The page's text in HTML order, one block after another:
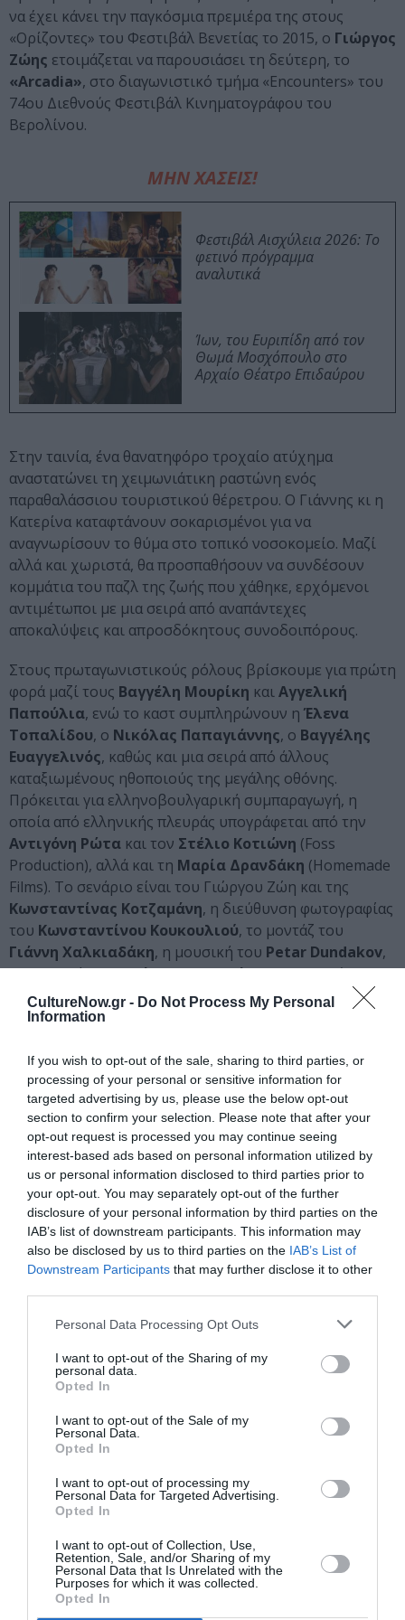
CultureNow.gr - Do Not Process My Personal
Information
If you wish to opt-out of the sale, sharing to third parties, or
processing of your personal or sensitive information for
targeted advertising by us, please use the below opt-out
section to confirm your selection. Please note that after your
opt-out request is processed you may continue seeing
interest-based ads based on personal information utilized by
us or personal information disclosed to third parties prior to
your opt-out. You may separately opt-out of the further
disclosure of your personal information by third parties on the
IAB’s list of downstream participants. This information may
also be disclosed by us to third parties on the IAB’s List of
Downstream Participants that may further disclose it to other
Personal Data Processing Opt Outs
I want to opt-out of the Sharing of my
personal data.
Opted In
I want to opt-out of the Sale of my
Personal Data.
Opted In
I want to opt-out of processing my
Personal Data for Targeted Advertising.
Opted In
I want to opt-out of Collection, Use,
Retention, Sale, and/or Sharing of my
Personal Data that Is Unrelated with the
Purposes for which it was collected.
Opted In
να έχει κάνει την παγκόσμια πρεμιέρα της στους
«Ορίζοντες» του Φεστιβάλ Βενετίας το 2015, ο Γιώργος
Ζώης ετοιμάζεται να παρουσιάσει τη δεύτερη, το
«Arcadia», στο διαγωνιστικό τμήμα «Encounters» του
74ου Διεθνούς Φεστιβάλ Κινηματογράφου του
Βερολίνου.
ΜΗΝ ΧΑΣΕΙΣ!
Φεστιβάλ Αισχύλεια 2026: Το
φετινό πρόγραμμα
αναλυτικά
Ίων, του Ευριπίδη από τον
Θωμά Μοσχόπουλο στο
Αρχαίο Θέατρο Επιδαύρου
Στην ταινία, ένα θανατηφόρο τροχαίο ατύχημα
αναστατώνει τη χειμωνιάτικη ραστώνη ενός
παραθαλάσσιου τουριστικού θέρετρου. Ο Γιάννης κι η
Κατερίνα καταφτάνουν σοκαρισμένοι για να
αναγνωρίσουν το θύμα στο τοπικό νοσοκομείο. Μαζί
αλλά και χωριστά, θα προσπαθήσουν να συνδέσουν
κομμάτια του παζλ της ζωής που χάθηκε, ερχόμενοι
αντιμέτωποι με μια σειρά από αναπάντεχες
αποκαλύψεις και απροσδόκητους συνοδοιπόρους.
Στους πρωταγωνιστικούς ρόλους βρίσκουμε για πρώτη
φορά μαζί τους Βαγγέλη Μουρίκη καιΑγγελική
Παπούλια, ενώ το καστ συμπληρώνουν η Έλενα
Τοπαλίδου, ο Νικόλας Παπαγιάννης, ο Βαγγέλης
Ευαγγελινός, καθώς και μια σειρά από άλλους
καταξιωμένους ηθοποιούς της μεγάλης οθόνης.
Πρόκειται για ελληνοβουλγαρική συμπαραγωγή, η
οποία από ελληνικής πλευράς υπογράφεται από την
Αντιγόνη Ρώτα και τον Στέλιο Κοτιώνη (Foss
Production), αλλά και τη Μαρία Δρανδάκη (Homemade
Films). Το σενάριο είναι του Γιώργου Ζώη και της
Κωνσταντίνας Κοτζαμάνη, η διεύθυνση φωτογραφίας
του Κωνσταντίνου Κουκουλιού, το μοντάζ του
Γιάννη Χαλκιαδάκη, η μουσική του Petar Dundakov,
τα σκηνικά τηςΕλεάνας Βαρδαράκαι τα κοστούμια της
Βασιλείας Ροζάνα.
πρεμιέρα το 14ωρο ντοκιμαντέρ τουΔημήτρη
Αθυρίδη, «exergue – on documenta 14», η θεματική
του οποίου αφορά την έκθεση documenta 14, η οποία
πραγματοποιήθηκε στην Αθήνα και στο Κάσελ το 2017,
και τον εμπνευστή τηςΆνταμ Σίμτσικ.
Ακόμη, για πρώτη φορά στη δεκάχρονη ιστορία του
τμήματος Berlinale Series Market της Αγοράς του
Φεστιβάλ Βερολίνου, μέρος της οποίας είναι το Co-Pro
Series, επιλέγεται να συμμετάσχει ελληνική σειρά. To
«Τhe Coroner’s Assistant» τηςΕλίνας Ψύκουμε
παραγωγό τηνΦένια Κοσοβίτσα(Blonde) αρθρώνεται
ιατροδικαστής»τουΒασίλη Βασιλικού
. Πρόκειται
για πολιτικό θρίλερ με φόντο την Ελλάδα της δεκαετίας
του 1970. Οι προσπάθειες παραγόντων της χούντας των
εκκινεί την πλοκή.
«Η συμμετοχή του The Coroner’s Assistant στην Αγορά της
Berlinale αναδεικνύει τις δυνατότητες του εγχώριου
οπτικοακουστικού τομέα να αναπτυχθεί με εξωστρέφεια
μπορούν να συμβάλουν καθοριστικά το ταλέντο και η
κινηματογραφική εμπειρία των Ελληνίδων και των Ελλήνων
δημιουργών και παραγωγών»αναφέρει σε ανακοίνωσή το
Ελληνικό Κέντρο Κινηματογράφου.